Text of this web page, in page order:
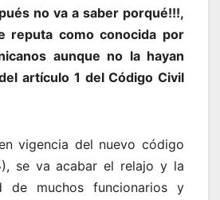
no va a saber porqué!!!,
reputa como conocida por
aunque no la hayan
artículo 1 del Código Civil
vigencia del nuevo código
se va acabar el relajo y la
de muchos funcionarios y